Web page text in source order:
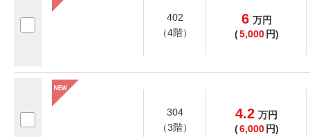
402
（4階）
6 万円
(5,000 円)
304
（3階）
4.2 万円
(6,000 円)